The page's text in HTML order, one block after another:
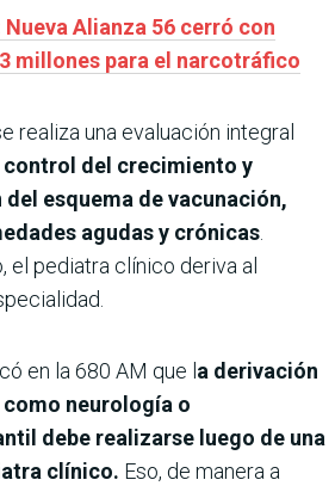
Alianza 56 cerró con
millones para el narcotráfico
realiza una evaluación integral
control del crecimiento y
esquema de vacunación,
agudas y crónicas
el pediatra clínico deriva al
en la 680 AM que l a derivación
neurología o
debe realizarse luego de una
clínico. Eso, de manera a